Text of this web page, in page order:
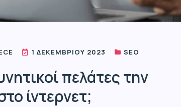
1 ΔΕΚΕΜΒΡΊΟΥ 2023 SEO
πελάτες την
ίντερνετ;